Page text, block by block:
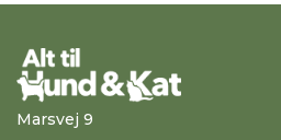
Marsvej 9